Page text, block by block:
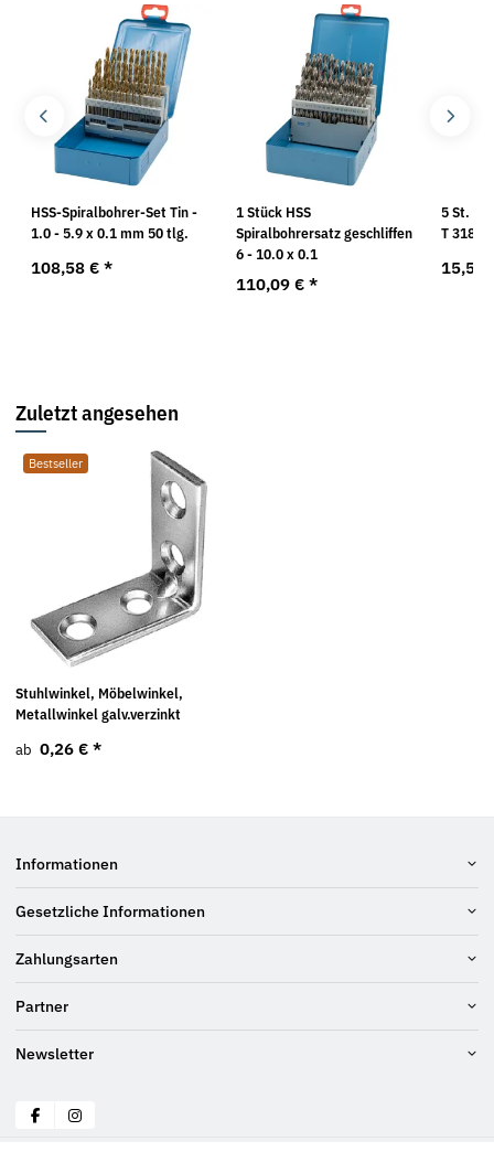
HSS-Spiralbohrer-Set Tin -
1.0 - 5.9 x 0.1 mm 50 tlg.
108,58 € *
1 Stück HSS
Spiralbohrersatz geschliffen
6 - 10.0 x 0.1
110,09 € *
5 St.
T 318 BF
15,58
Zuletzt angesehen
Bestseller
Stuhlwinkel, Möbelwinkel,
Metallwinkel galv.verzinkt
ab 0,26 € *
Informationen
Gesetzliche Informationen
Zahlungsarten
Partner
Newsletter